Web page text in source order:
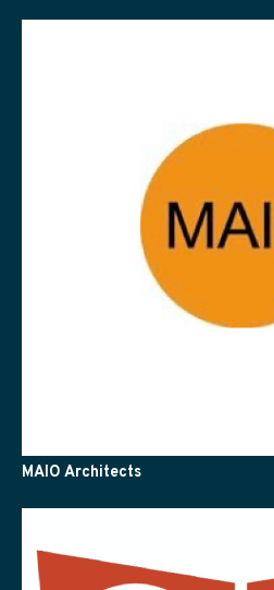
MAIO Architects